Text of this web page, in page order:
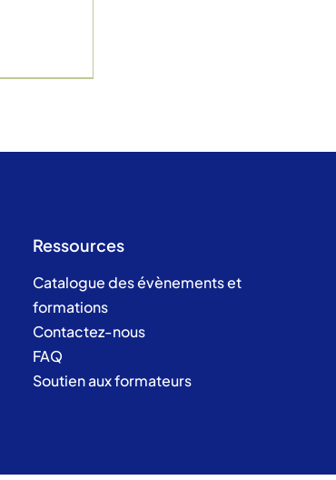
Ressources
Catalogue des évènements et
formations
Contactez-nous
FAQ
Soutien aux formateurs